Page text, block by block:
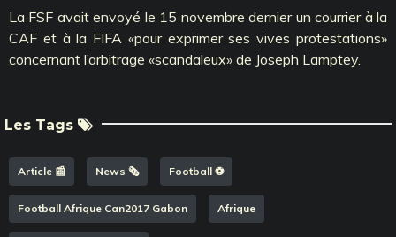
La FSF avait envoyé le 15 novembre dernier un courrier à la
CAF et à la FIFA «pour exprimer ses vives protestations»
concernant l’arbitrage «scandaleux» de Joseph Lamptey.
Les Tags
Article 📰 News 🗞️ Football ⚽️
Football Afrique Can2017 Gabon Afrique